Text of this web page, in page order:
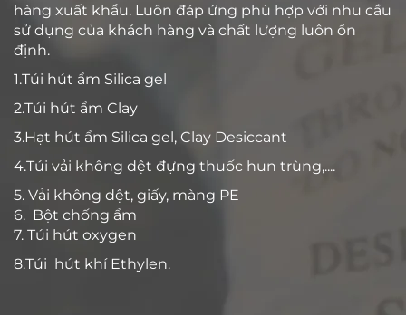
hàng xuất khẩu. Luôn đáp ứng phù hợp với nhu cầu
sử dụng của khách hàng và chất lượng luôn ổn
định.
1.Túi hút ẩm Silica gel
2.Túi hút ẩm Clay
3.Hạt hút ẩm Silica gel, Clay Desiccant
4.Túi vải không dệt đựng thuốc hun trùng,....
5. Vải không dệt, giấy, màng PE
6. Bột chống ẩm
7. Túi hút oxygen
8.Túi hút khí Ethylen.